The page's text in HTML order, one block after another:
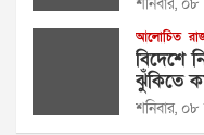
আলোচিত
বিদেশে
ঝুঁকিতে
শনিবার,